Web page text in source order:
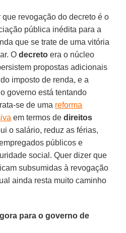
revogação do decreto é o
pública inédita para a
que se trate de uma vitória
Odecreto era o núcleo
propostas adicionais
imposto de renda, e a
governo está tentando
se de uma reforma
em termos dedireitos
o salário, reduz as férias,
públicos e
social. Quer dizer que
subsumidas à revogação
ainda resta muito caminho
para o governo de